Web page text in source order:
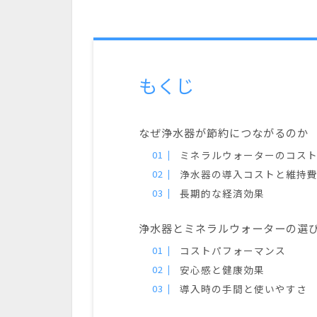
もくじ
なぜ浄水器が節約につながるのか
ミネラルウォーターのコスト
浄水器の導入コストと維持費
長期的な経済効果
浄水器とミネラルウォーターの選
コストパフォーマンス
安心感と健康効果
導入時の手間と使いやすさ